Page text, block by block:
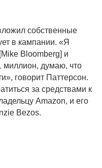
собственные
в кампании. «Я
Bloomberg] и
миллион, думаю, что
говорит Паттерсон.
за средствами к
Amazon, и его
Bezos.